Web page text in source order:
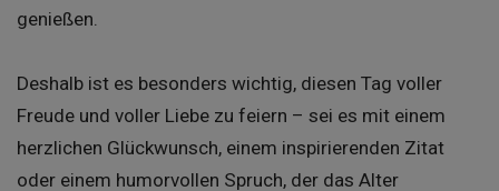
genießen.
Deshalb ist es besonders wichtig, diesen Tag voller
Freude und voller Liebe zu feiern – sei es mit einem
herzlichen Glückwunsch, einem inspirierenden Zitat
oder einem humorvollen Spruch, der das Alter